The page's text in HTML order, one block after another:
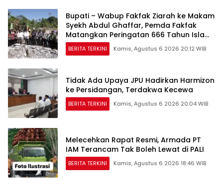
Bupati – Wabup Fakfak Ziarah ke Makam
Syekh Abdul Ghaffar, Pemda Fakfak
Matangkan Peringatan 666 Tahun Islam
Masuk Tanah Papua
BERITA TERKINI Kamis, Agustus 6 2026 20:12 WIB
Tidak Ada Upaya JPU Hadirkan Harmizon
ke Persidangan, Terdakwa Kecewa
BERITA TERKINI Kamis, Agustus 6 2026 20:04 WIB
Melecehkan Rapat Resmi, Armada PT
IAM Terancam Tak Boleh Lewat di PALI
BERITA TERKINI Kamis, Agustus 6 2026 18:46 WIB